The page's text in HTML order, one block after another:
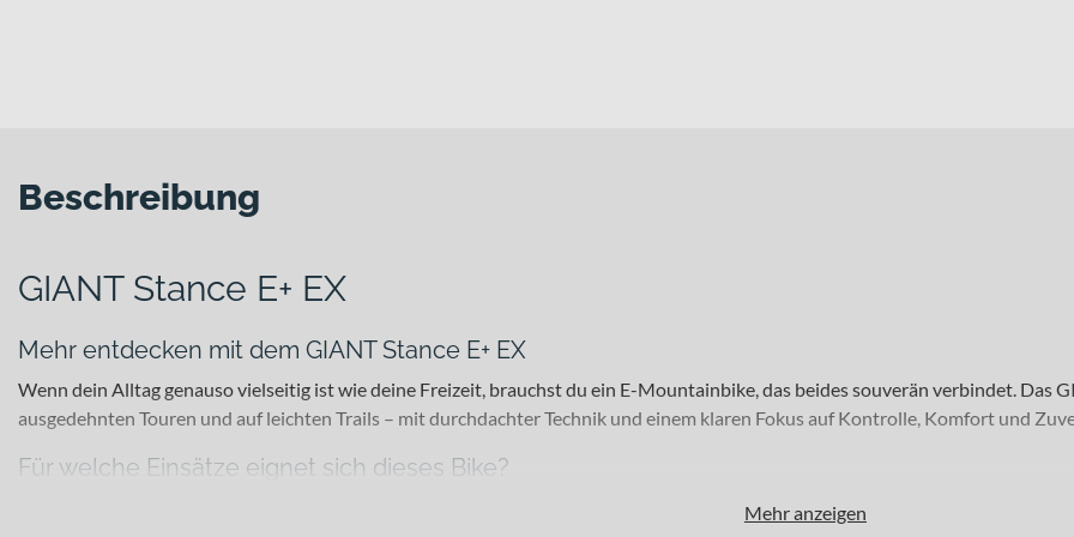
Beschreibung
GIANT Stance E+ EX
Mehr entdecken mit dem GIANT Stance E+ EX
Wenn dein Alltag genauso vielseitig ist wie deine Freizeit, brauchst du ein E-Mountainbike, das beides souverän verbindet. Das
ausgedehnten Touren und auf leichten Trails – mit durchdachter Technik und einem klaren Fokus auf Kontrolle, Komfort und
Für welche Einsätze eignet sich dieses Bike?
Dieses E-Bike richtet sich an Alltags- und Freizeitfahrer mit Anspruch an Qualität und Vielseitigkeit. Als E-MTB Fully innerhalb
Mehr anzeigen